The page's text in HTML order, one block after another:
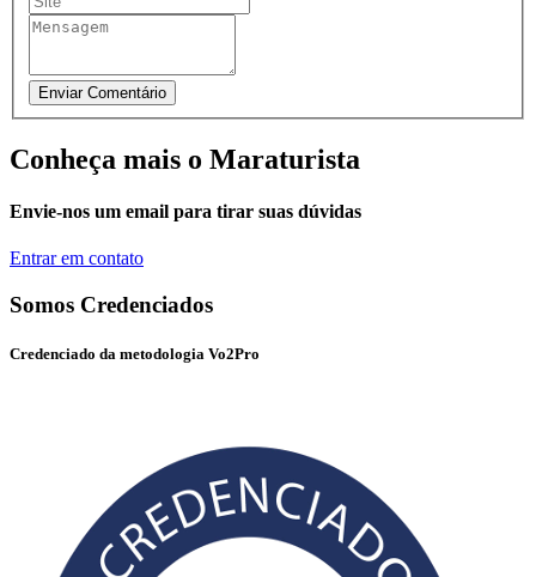
Conheça mais o Maraturista
Envie-nos um email para tirar suas dúvidas
Entrar em contato
Somos Credenciados
Credenciado da metodologia Vo2Pro